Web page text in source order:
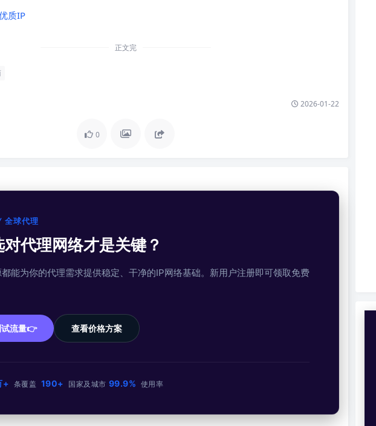
质IP
正文完
2026-01-22
0
全球代理
代理网络才是关键？
都能为你的代理需求提供稳定、干净的IP网络基础。新用户注册即可领取免费
流量👉 查看价格方案
+ 条覆盖 190+ 国家及城市 99.9% 使用率